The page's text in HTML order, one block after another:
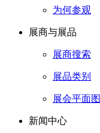
为何参观
展商与展品
展商搜索
展品类别
展会平面图
新闻中心